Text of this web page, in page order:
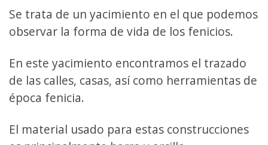
Se trata de un yacimiento en el que podemos
observar la forma de vida de los fenicios.
En este yacimiento encontramos el trazado
de las calles, casas, así como herramientas de
época fenicia.
El material usado para estas construcciones